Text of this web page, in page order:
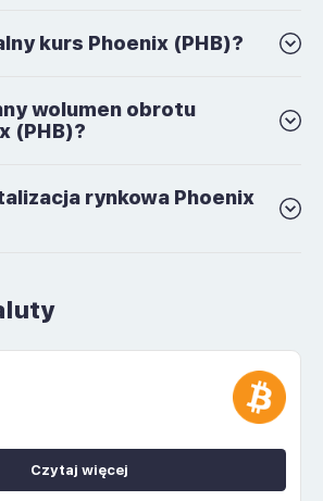
kurs Phoenix (PHB)?
wolumen obrotu
(PHB)?
rynkowa Phoenix
Czytaj więcej